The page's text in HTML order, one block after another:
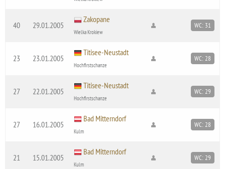
40 29.01.2005
Zakopane
Wielka Krokiew
WC: 31
23 23.01.2005
Titisee-Neustadt
Hochfirstschanze
WC: 28
27 22.01.2005
Titisee-Neustadt
Hochfirstschanze
WC: 29
27 16.01.2005
Bad Mitterndorf
Kulm
WC: 28
21 15.01.2005
Bad Mitterndorf
Kulm
WC: 29